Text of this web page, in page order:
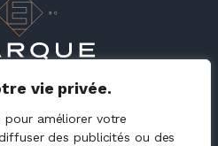
vie privée.
pour améliorer votre
des publicités ou des